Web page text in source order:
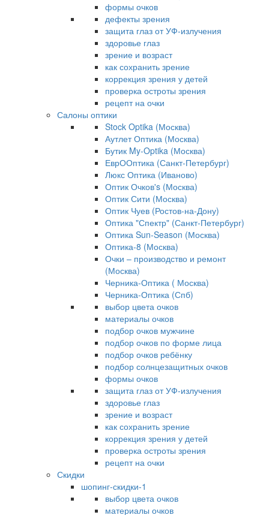
формы очков
дефекты зрения
защита глаз от УФ-излучения
здоровье глаз
зрение и возраст
как сохранить зрение
коррекция зрения у детей
проверка остроты зрения
рецепт на очки
Салоны оптики
Stock Optika (Москва)
Аутлет Оптика (Москва)
Бутик My-Optika (Москва)
ЕврООптика (Санкт-Петербург)
Люкс Оптика (Иваново)
Оптик Очков's (Москва)
Оптик Сити (Москва)
Оптик Чуев (Ростов-на-Дону)
Оптика "Спектр" (Санкт-Петербург)
Оптика Sun-Season (Москва)
Оптика-8 (Москва)
Очки – производство и ремонт
(Москва)
Черника-Оптика ( Москва)
Черника-Оптика (Спб)
выбор цвета очков
материалы очков
подбор очков мужчине
подбор очков по форме лица
подбор очков ребёнку
подбор солнцезащитных очков
формы очков
защита глаз от УФ-излучения
здоровье глаз
зрение и возраст
как сохранить зрение
коррекция зрения у детей
проверка остроты зрения
рецепт на очки
Скидки
шопинг-скидки-1
выбор цвета очков
материалы очков